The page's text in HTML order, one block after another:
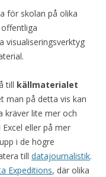
för skolan på olika
visualiseringsverktyg
till källmaterialet
man på detta vis kan
kräver lite mer och
eller på mer
i de högre
till datajournalistik.
Expeditions, där olika